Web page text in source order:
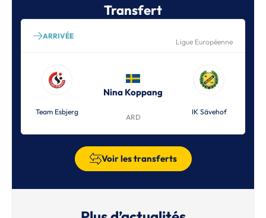
Transfert
ARRIVÉE
Ligue Européenne
Team Esbjerg
Nina Koppang
ARD
IK Sävehof
Voir les transferts